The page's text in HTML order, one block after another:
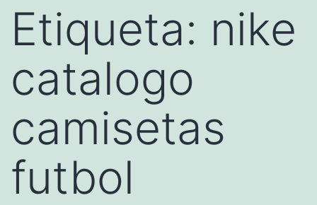
Etiqueta: nike
catalogo
camisetas
futbol